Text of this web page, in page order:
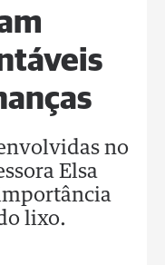
no
Elsa
lixo.